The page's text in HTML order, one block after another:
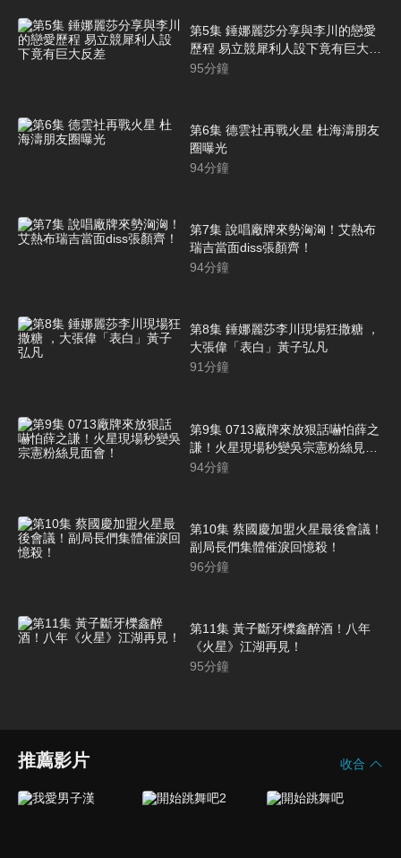
第5集 錘娜麗莎分享與李川的戀愛
歷程 易立競犀利人設下竟有巨大反
差
95分鐘
第6集 德雲社再戰火星 杜海濤朋友
圈曝光
94分鐘
第7集 說唱廠牌來勢洶洶！艾熱布
瑞吉當面diss張顏齊！
94分鐘
第8集 錘娜麗莎李川現場狂撒糖 ，
大張偉「表白」黃子弘凡
91分鐘
第9集 0713廠牌來放狠話嚇怕薛之
謙！火星現場秒變吳宗憲粉絲見面
會！
94分鐘
第10集 蔡國慶加盟火星最後會議！
副局長們集體催淚回憶殺！
96分鐘
第11集 黃子斷牙櫟鑫醉酒！八年
《火星》江湖再見！
95分鐘
推薦影片 收合